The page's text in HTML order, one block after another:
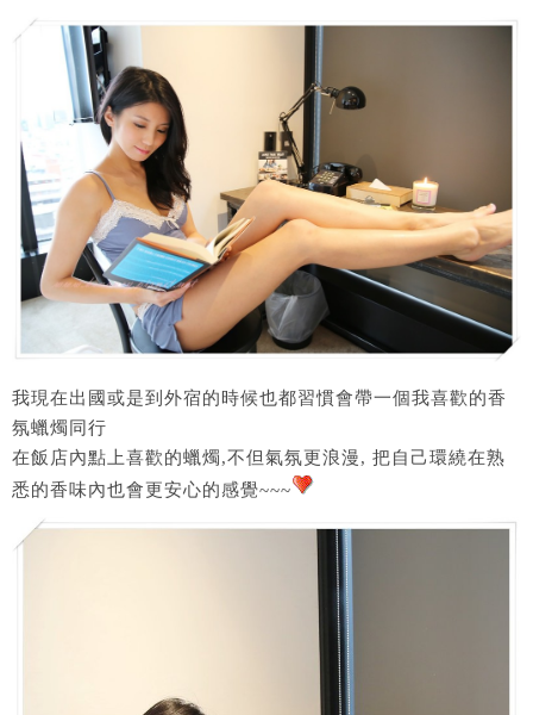
我現在出國或是到外宿的時候也都習慣會帶一個我喜歡的香
氛蠟燭同行
在飯店內點上喜歡的蠟燭,不但氣氛更浪漫, 把自己環繞在熟
悉的香味內也會更安心的感覺~~~